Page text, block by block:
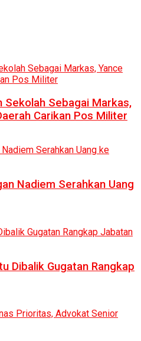
Sebagai Markas,
Carikan Pos Militer
Nadiem Serahkan Uang
Dibalik Gugatan Rangkap